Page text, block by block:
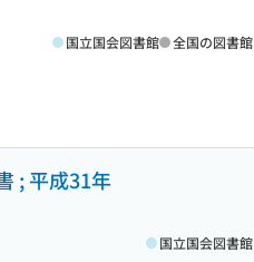
国立国会図書館 全国の図書館
; 平成31年
国立国会図書館